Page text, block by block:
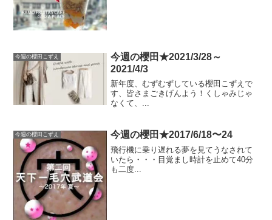
今週の櫻田こずえ
今週の櫻田★2021/3/28～
2021/4/3
新年度、むずむずしている櫻田こずえで
す、皆さまごきげんよう！くしゃみじゃ
なくて、...
今週の櫻田こずえ 今週の櫻田★2017/6/18〜24
飛行機に乗り遅れる夢を見てうなされて
いたら・・・目覚まし時計を止めて40分
も二度...